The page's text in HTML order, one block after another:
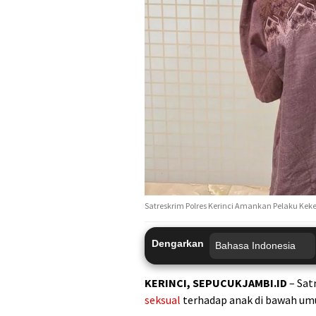
Satreskrim Polres Kerinci Amankan Pelaku
Dengarkan
KERINCI, SEPUCUKJAMBI.ID –
seksual terhadap anak di bawah